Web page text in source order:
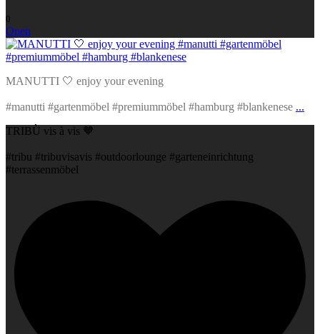
0
Open
MANUTTI 🤍 enjoy your evening
#manutti #gartenmöbel #premiummöbel #hamburg #blankenese ...
TRIBÙ vis à vis 🧡
#tribu #tribuvisavis #outdoorlounge #garteneinrichtung
#terrassenmöbel